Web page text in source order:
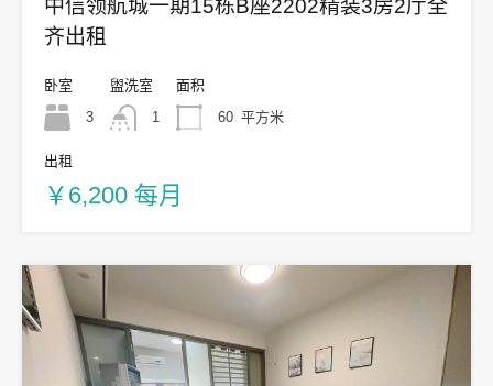
中信领航城一期15栋B座2202精装3房2厅全
齐出租
卧室
3
盥洗室
1
面积
60 平方米
出租
￥6,200 每月